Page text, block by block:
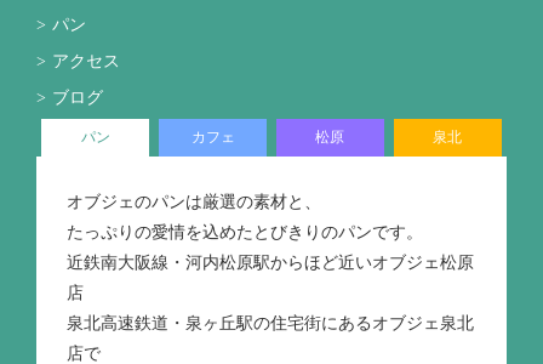
パン
アクセス
ブログ
パン カフェ 松原 泉北
オブジェのパンは厳選の素材と、
たっぷりの愛情を込めたとびきりのパンです。
近鉄南大阪線・河内松原駅からほど近いオブジェ松原
店
泉北高速鉄道・泉ヶ丘駅の住宅街にあるオブジェ泉北
店で